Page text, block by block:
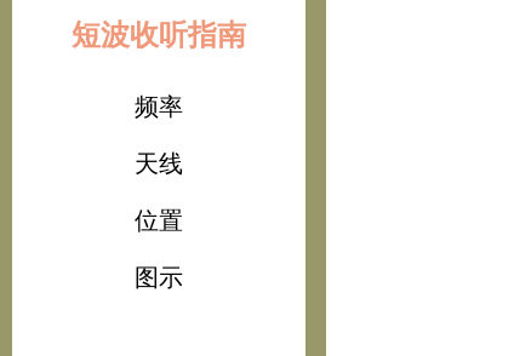
短波收听指南
频率
天线
位置
图示